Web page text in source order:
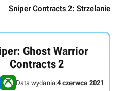
Sniper Contracts 2: Strzelanie
Ghost Warrior
Contracts 2
Data wydania:4 czerwca 2021